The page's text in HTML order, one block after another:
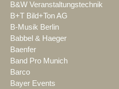
B&W Veranstaltungstechnik
B+T Bild+Ton AG
B-Musik Berlin
Babbel & Haeger
Baenfer
Band Pro Munich
Barco
Bayer Events